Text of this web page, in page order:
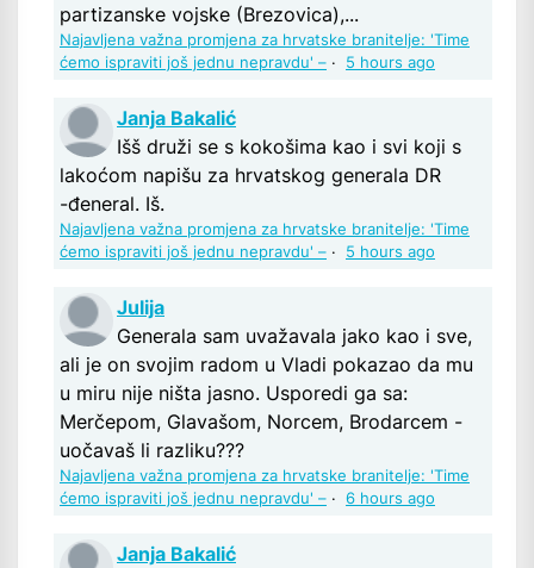
partizanske vojske (Brezovica),...
Najavljena važna promjena za hrvatske branitelje: 'Time
ćemo ispraviti još jednu nepravdu' – · 5 hours ago
Janja Bakalić
Išš druži se s kokošima kao i svi koji s
lakoćom napišu za hrvatskog generala DR
-đeneral. Iš.
Najavljena važna promjena za hrvatske branitelje: 'Time
ćemo ispraviti još jednu nepravdu' – · 5 hours ago
Julija
Generala sam uvažavala jako kao i sve,
ali je on svojim radom u Vladi pokazao da mu
u miru nije ništa jasno. Usporedi ga sa:
Merčepom, Glavašom, Norcem, Brodarcem -
uočavaš li razliku???
Najavljena važna promjena za hrvatske branitelje: 'Time
ćemo ispraviti još jednu nepravdu' – · 6 hours ago
Janja Bakalić